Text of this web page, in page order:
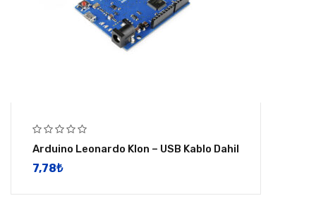
Arduino Leonardo Klon – USB Kablo Dahil
7,78​₺